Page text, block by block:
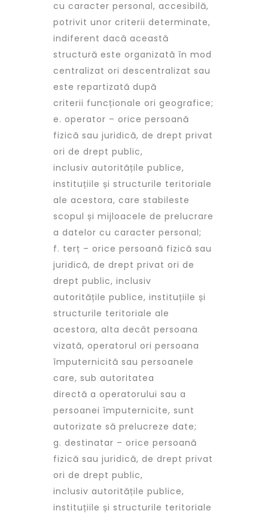
cu caracter personal, accesibilă,
potrivit unor criterii determinate,
indiferent dacă această
structură este organizată în mod
centralizat ori descentralizat sau
este repartizată după
criterii funcționale ori geografice;
e. operator – orice persoană
fizică sau juridică, de drept privat
ori de drept public,
inclusiv autoritățile publice,
instituțiile și structurile teritoriale
ale acestora, care stabileste
scopul și mijloacele de prelucrare
a datelor cu caracter personal;
f. terț – orice persoană fizică sau
juridică, de drept privat ori de
drept public, inclusiv
autoritățile publice, instituțiile și
structurile teritoriale ale
acestora, alta decât persoana
vizată, operatorul ori persoana
împuternicită sau persoanele
care, sub autoritatea
directă a operatorului sau a
persoanei împuternicite, sunt
autorizate să prelucreze date;
g. destinatar – orice persoană
fizică sau juridică, de drept privat
ori de drept public,
inclusiv autoritățile publice,
instituțiile și structurile teritoriale